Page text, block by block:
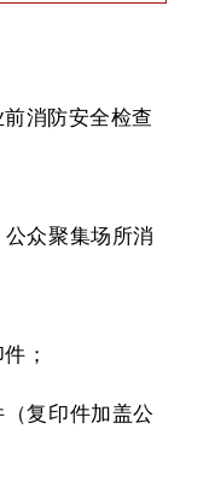
消防安全检查
公众聚集场所消
；
（复印件加盖公